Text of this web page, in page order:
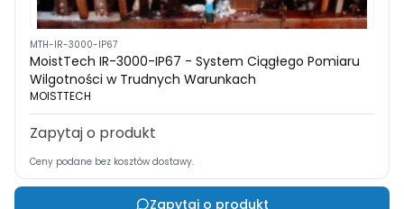
MTH-IR-3000-IP67
MoistTech IR-3000-IP67 - System Ciągłego Pomiaru
Wilgotności w Trudnych Warunkach
MOISTTECH
Zapytaj o produkt
Ceny podane bez kosztów dostawy.
Zapytaj o produkt